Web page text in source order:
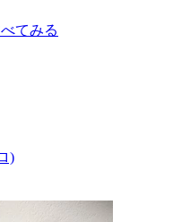
てみる
)